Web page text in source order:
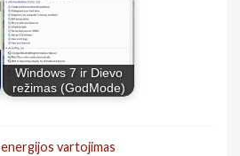
Windows 7 ir Dievo
režimas (GodMode)
energijos vartojimas